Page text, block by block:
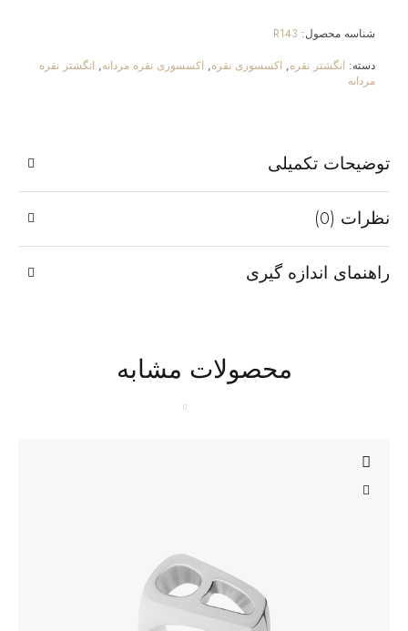
شناسه محصول: R143
دسته:انگشتر نقره,اکسسوری نقره,اکسسوری نقره مردانه,انگشتر نقره
مردانه
توضیحات تکمیلی
نظرات (0)
راهنمای اندازه گیری
محصولات مشابه